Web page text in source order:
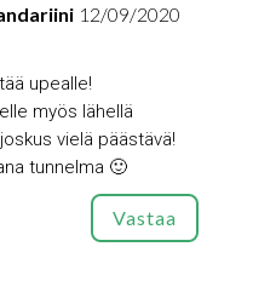
12/09/2020
upealle!
myös lähellä
vielä päästävä!
tunnelma 🙂
Vastaa